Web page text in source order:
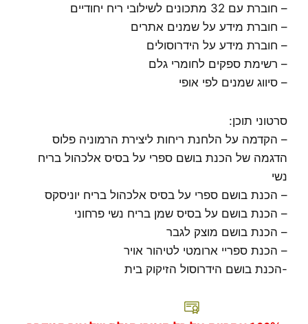
– חוברת עם 32 מתכונים לשילובי ריח יחודיים
– חוברת מידע על שמנים אתרים
– חוברת מידע על הידרוסולים
– רשימת ספקים לחומרי גלם
– סיווג שמנים לפי אופי
סרטוני תוכן:
– הקדמה על הלחנת ריחות ליצירת הרמוניה פלוס
הדגמה של הכנת בושם ספרי על בסיס אלכהול בריח
נשי
– הכנת בושם ספרי על בסיס אלכהול בריח יוניסקס
– הכנת בושם על בסיס שמן בריח נשי פרחוני
– הכנת בושם מוצק לגבר
– הכנת ספריי ארומטי לטיהור אויר
-הכנת בושם הידרוסול הזיקוק בית